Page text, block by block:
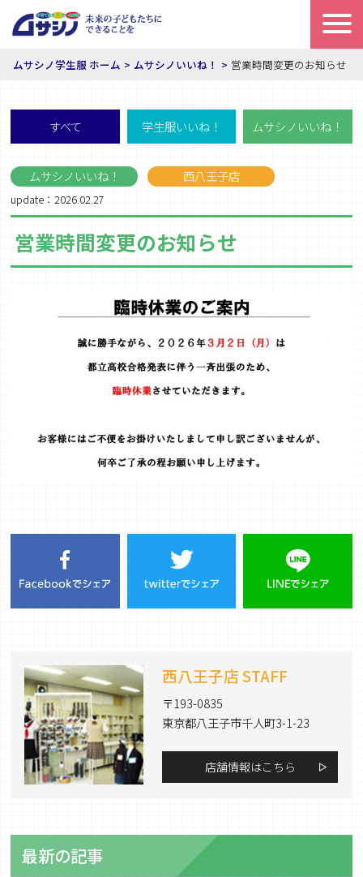
ムサシノ学生服 ホーム ムサシノいいね！ 営業時間変更のお知らせ
すべて 学生服いいね！ ムサシノいいね！
ムサシノいいね！ 西八王子店
update：2026.02.27
営業時間変更のお知らせ
西八王子店 STAFF
〒193-0835
東京都八王子市千人町3-1-23
店舗情報はこちら
最新の記事